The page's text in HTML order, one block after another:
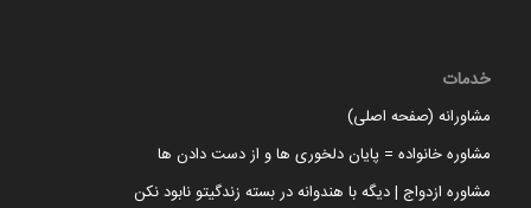
خدمات
مشاورانه (صفحه اصلی)
مشاوره خانواده = پایان دلخوری ها و از دست دادن ها
مشاوره ازدواج | دیگه با هندوانه در بسته زندگیتو نابود نکن